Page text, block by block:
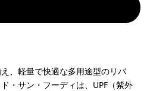
、軽量で快適な多用途型のリバ
・サン・フーディは、UPF（紫外